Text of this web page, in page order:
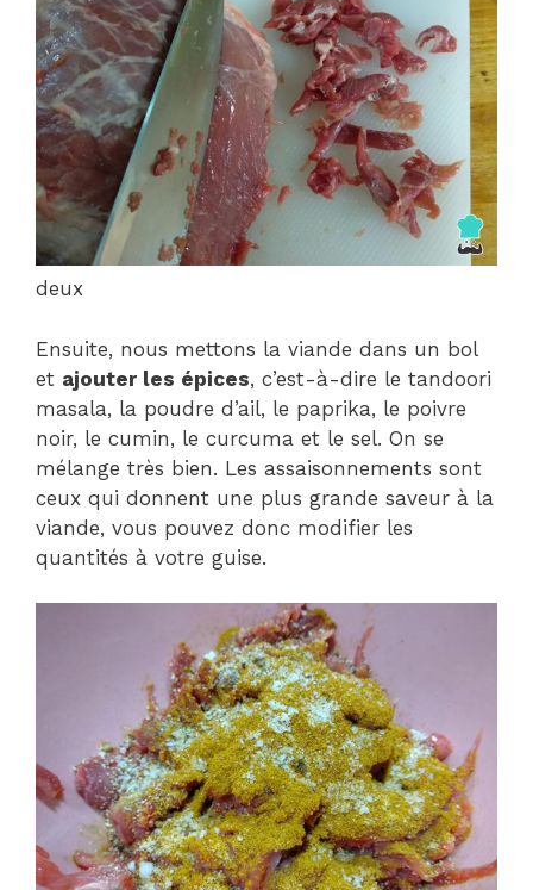
deux
Ensuite, nous mettons la viande dans un bol
et ajouter les épices, c’est-à-dire le tandoori
masala, la poudre d’ail, le paprika, le poivre
noir, le cumin, le curcuma et le sel. On se
mélange très bien. Les assaisonnements sont
ceux qui donnent une plus grande saveur à la
viande, vous pouvez donc modifier les
quantités à votre guise.